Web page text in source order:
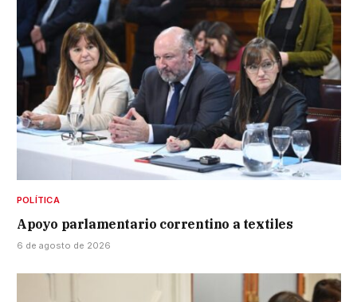
POLÍTICA
Apoyo parlamentario correntino a textiles
6 de agosto de 2026